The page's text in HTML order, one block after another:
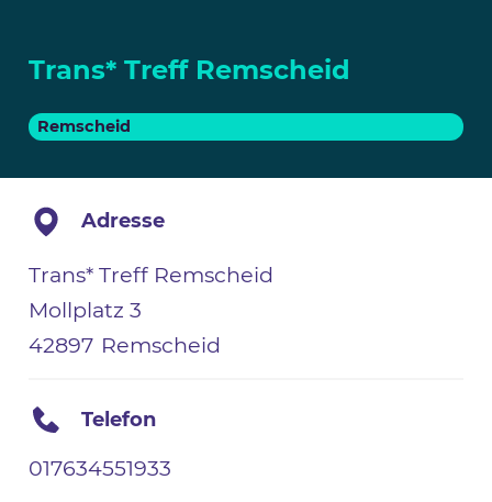
Trans* Treff Remscheid
Remscheid
Adresse
Trans* Treff Remscheid
Mollplatz 3
42897 Remscheid
Telefon
017634551933